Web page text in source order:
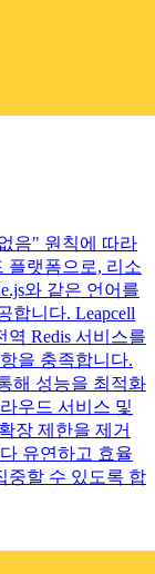
음" 원칙에 따라
플랫폼으로, 리소
와 같은 언어를
합니다. Leapcell
Redis 서비스를
을 충족합니다.
해 성능을 최적화
우드 서비스 및
장 제한을 제거
유연하고 효율
중할 수 있도록 합